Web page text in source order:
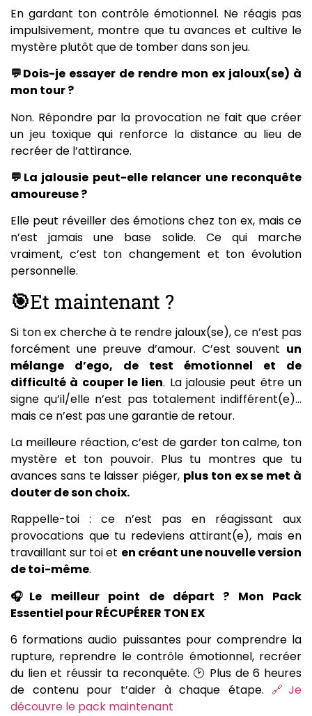
En gardant ton contrôle émotionnel. Ne réagis pas
impulsivement, montre que tu avances et cultive le
mystère plutôt que de tomber dans son jeu.
💬Dois-je essayer de rendre mon ex jaloux(se) à
mon tour ?
Non. Répondre par la provocation ne fait que créer
un jeu toxique qui renforce la distance au lieu de
recréer de l’attirance.
💬La jalousie peut-elle relancer une reconquête
amoureuse ?
Elle peut réveiller des émotions chez ton ex, mais ce
n’est jamais une base solide. Ce qui marche
vraiment, c’est ton changement et ton évolution
personnelle.
🎯Et maintenant ?
Si ton ex cherche à te rendre jaloux(se), ce n’est pas
forcément une preuve d’amour. C’est souvent un
mélange d’ego, de test émotionnel et de
difficulté à couper le lien. La jalousie peut être un
signe qu’il/elle n’est pas totalement indifférent(e)…
mais ce n’est pas une garantie de retour.
La meilleure réaction, c’est de garder ton calme, ton
mystère et ton pouvoir. Plus tu montres que tu
avances sans te laisser piéger, plus ton ex se met à
douter de son choix.
Rappelle-toi : ce n’est pas en réagissant aux
provocations que tu redeviens attirant(e), mais en
travaillant sur toi et en créant une nouvelle version
de toi-même.
🎧Le meilleur point de départ ? Mon Pack
Essentiel pour RÉCUPÉRER TON EX
6 formations audio puissantes pour comprendre la
rupture, reprendre le contrôle émotionnel, recréer
du lien et réussir ta reconquête. 🕑 Plus de 6 heures
de contenu pour t’aider à chaque étape. 🔗Je
découvre le pack maintenant